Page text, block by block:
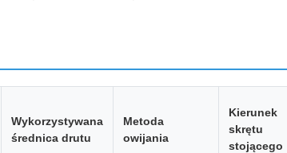
Wykorzystywana
średnica drutu
Metoda
owijania
Kierunek
skrętu
stojącego